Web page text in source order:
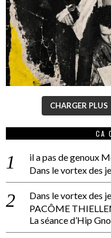
CHARGER PLUS
CA
il a pas de genoux
Dans le vortex des
Dans le vortex des
PACÔME
La séance d’Hip